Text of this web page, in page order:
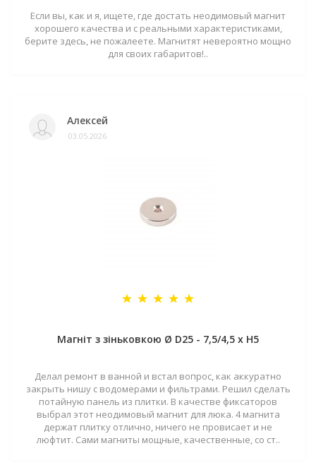
Если вы, как и я, ищете, где достать неодимовый магнит
хорошего качества и с реальными характеристиками,
берите здесь, не пожалеете. Магнитят невероятно мощно
для своих габаритов!..
Алексей
03.05.2026
Магніт з зіньковкою Ø D25 - 7,5/4,5 х H5
Делал ремонт в ванной и встал вопрос, как аккуратно
закрыть нишу с водомерами и фильтрами. Решил сделать
потайную панель из плитки. В качестве фиксаторов
выбрал этот неодимовый магнит для люка. 4 магнита
держат плитку отлично, ничего не провисает и не
люфтит. Сами магниты мощные, качественные, со ст..